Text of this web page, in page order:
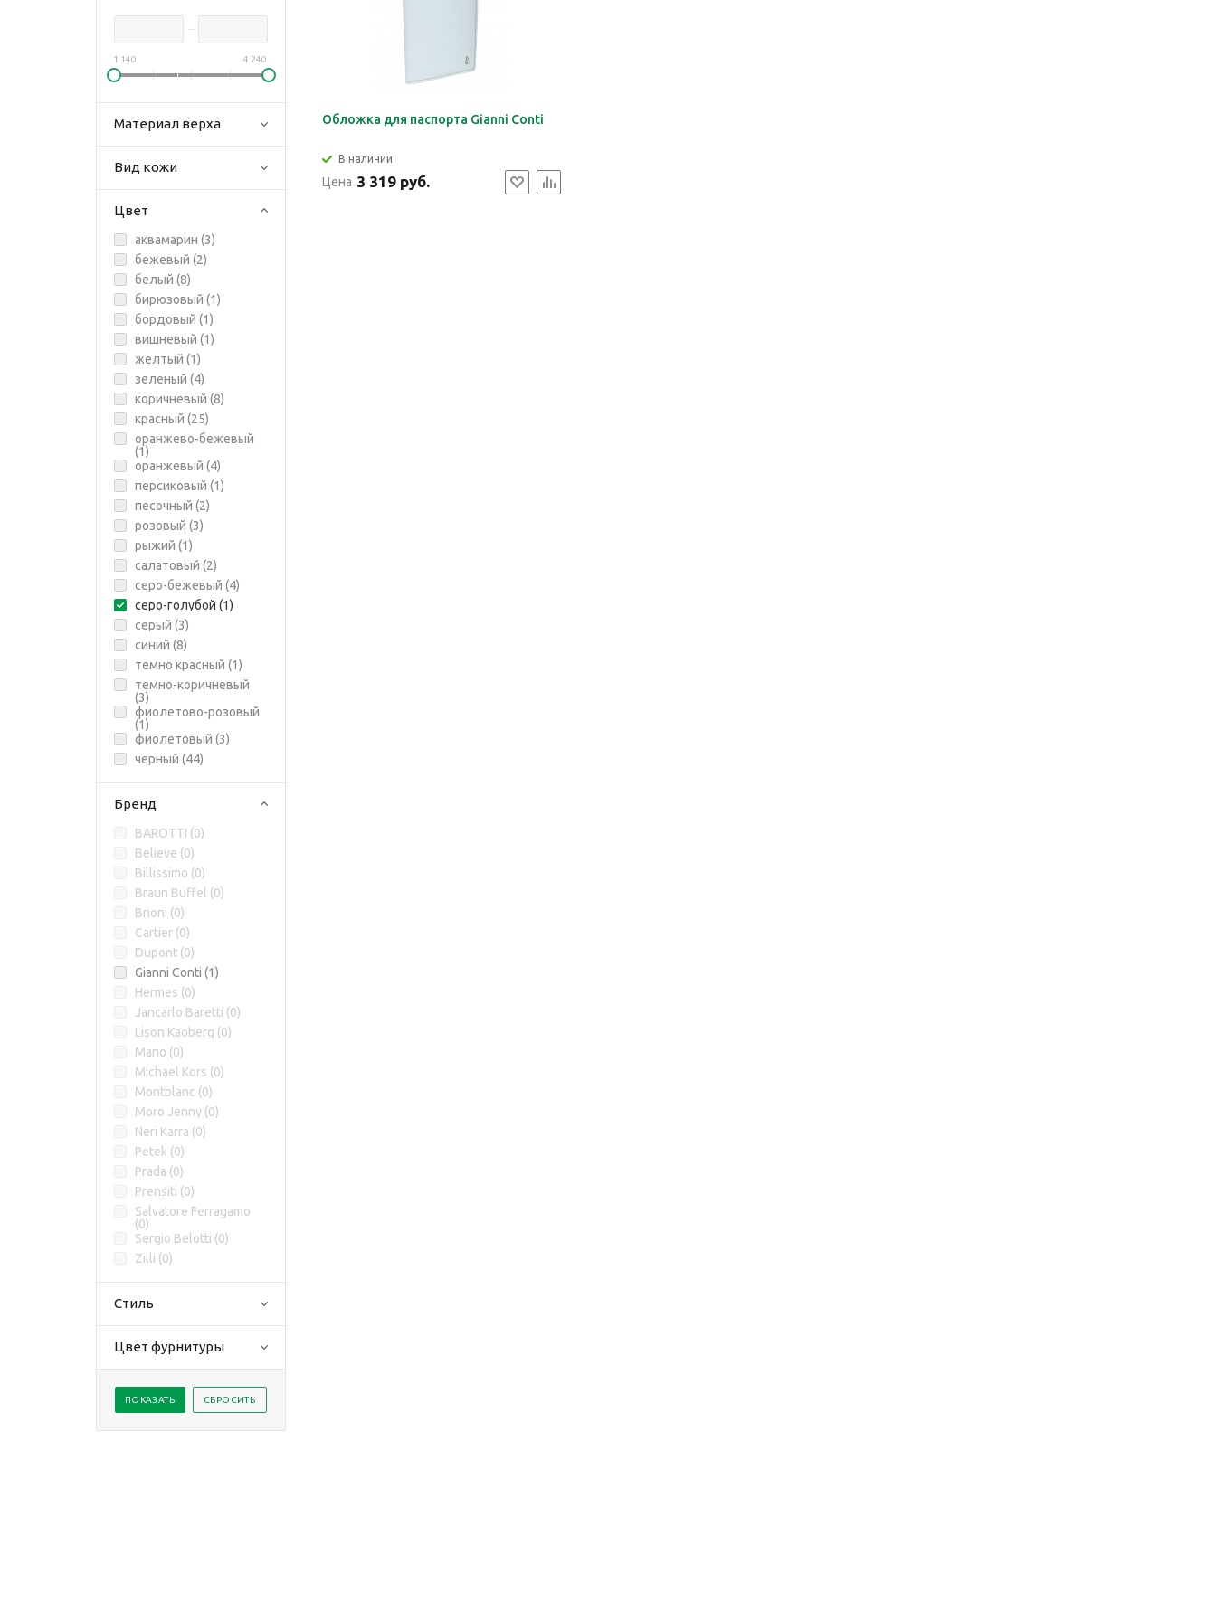
1 140 4 240
Материал верха
Вид кожи
Цвет
аквамарин (3)
бежевый (2)
белый (8)
бирюзовый (1)
бордовый (1)
вишневый (1)
желтый (1)
зеленый (4)
коричневый (8)
красный (25)
оранжево-бежевый
(1)
оранжевый (4)
персиковый (1)
песочный (2)
розовый (3)
рыжий (1)
салатовый (2)
серо-бежевый (4)
серо-голубой (1)
серый (3)
синий (8)
темно красный (1)
темно-коричневый
(3)
фиолетово-розовый
(1)
фиолетовый (3)
черный (44)
Бренд
BAROTTI (0)
Believe (0)
Billissimo (0)
Braun Buffel (0)
Brioni (0)
Cartier (0)
Dupont (0)
Gianni Conti (1)
Hermes (0)
Jancarlo Baretti (0)
Lison Kaoberg (0)
Mano (0)
Michael Kors (0)
Montblanc (0)
Moro Jenny (0)
Neri Karra (0)
Petek (0)
Prada (0)
Prensiti (0)
Salvatore Ferragamo
(0)
Sergio Belotti (0)
Zilli (0)
Стиль
Цвет фурнитуры
Обложка для паспорта Gianni Conti
В наличии
Цена 3 319 руб.